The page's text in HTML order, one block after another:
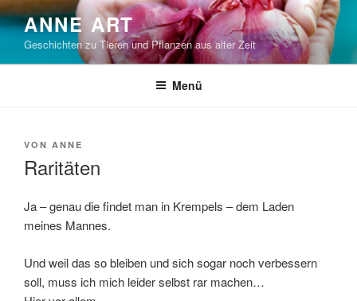
Zum
Inhalt
springen
ANNE ART
Geschichten zu Tieren und Pflanzen aus alter Zeit
Menü
VERÖFFENTLICHT
VON ANNE
Raritäten
Ja – genau die findet man in Krempels – dem Laden
meines Mannes.
Und weil das so bleiben und sich sogar noch verbessern
soll, muss ich mich leider selbst rar machen…